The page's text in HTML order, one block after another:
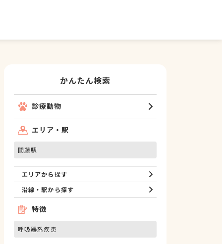
かんたん検索
診療動物
エリア・駅
間藤駅
エリアから探す
沿線・駅から探す
特徴
呼吸器系疾患